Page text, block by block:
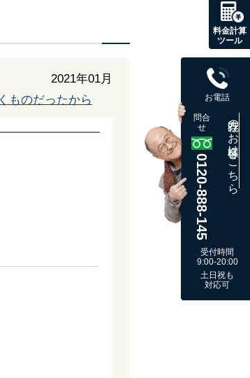
2021年01月
ものだったから
料金計算
ツール
お電話
問合
せ
0120-888-145
既存のお客様はこちら
受付時間
9:00-20:00
土日祝も
対応可